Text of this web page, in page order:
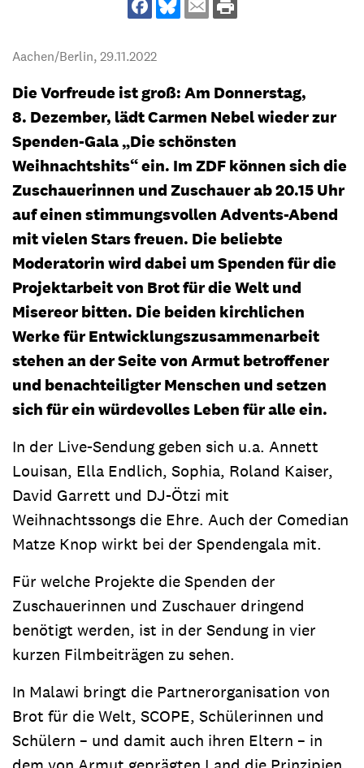
Aachen/Berlin,29.11.2022
Die Vorfreude ist groß: Am Donnerstag,
8. Dezember, lädt Carmen Nebel wieder zur
Spenden-Gala „Die schönsten
Weihnachtshits“ ein. Im ZDF können sich die
Zuschauerinnen und Zuschauer ab 20.15 Uhr
auf einen stimmungsvollen Advents-Abend
mit vielen Stars freuen. Die beliebte
Moderatorin wird dabei um Spenden für die
Projektarbeit von Brot für die Welt und
Misereor bitten. Die beiden kirchlichen
Werke für Entwicklungszusammenarbeit
stehen an der Seite von Armut betroffener
und benachteiligter Menschen und setzen
sich für ein würdevolles Leben für alle ein.
In der Live-Sendung geben sich u.a. Annett
Louisan, Ella Endlich, Sophia, Roland Kaiser,
David Garrett und DJ-Ötzi mit
Weihnachtssongs die Ehre. Auch der Comedian
Matze Knop wirkt bei der Spendengala mit.
Für welche Projekte die Spenden der
Zuschauerinnen und Zuschauer dringend
benötigt werden, ist in der Sendung in vier
kurzen Filmbeiträgen zu sehen.
In Malawi bringt die Partnerorganisation von
Brot für die Welt, SCOPE, Schülerinnen und
Schülern – und damit auch ihren Eltern – in